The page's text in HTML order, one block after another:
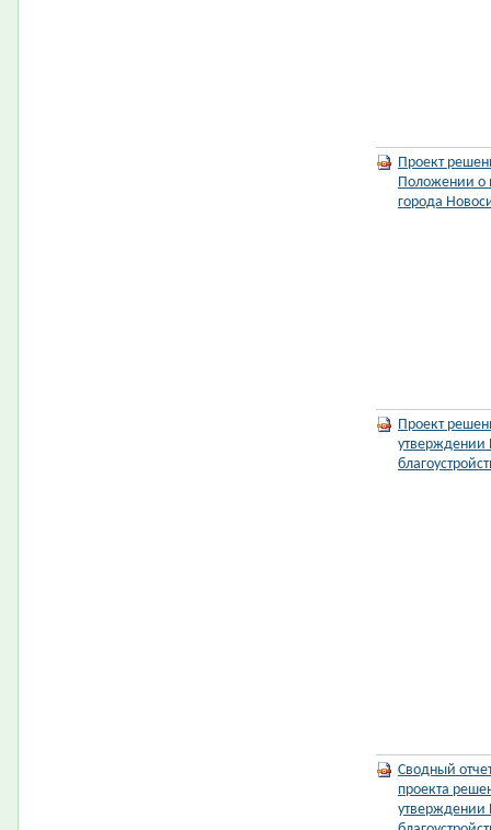
Проект
Положении о
города
Проект
утверждении
Сводный
проекта
утверждении